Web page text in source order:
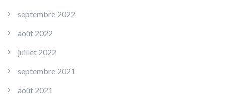
septembre 2022
août 2022
juillet 2022
septembre 2021
août 2021